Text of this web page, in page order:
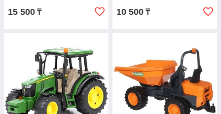
15 500 ₸ 10 500 ₸